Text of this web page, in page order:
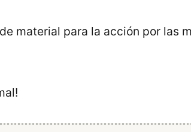
material para la acción por las